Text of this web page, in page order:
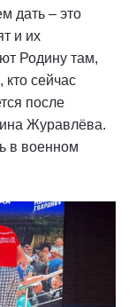
дать – это
и их
Родину там,
кто сейчас
после
Журавлёва.
в военном